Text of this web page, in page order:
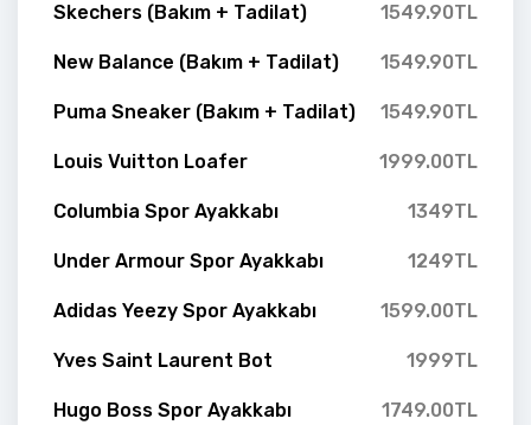
Skechers (Bakım + Tadilat) 1549.90TL
New Balance (Bakım + Tadilat) 1549.90TL
Puma Sneaker (Bakım + Tadilat) 1549.90TL
Louis Vuitton Loafer 1999.00TL
Columbia Spor Ayakkabı 1349TL
Under Armour Spor Ayakkabı 1249TL
Adidas Yeezy Spor Ayakkabı 1599.00TL
Yves Saint Laurent Bot 1999TL
Hugo Boss Spor Ayakkabı 1749.00TL